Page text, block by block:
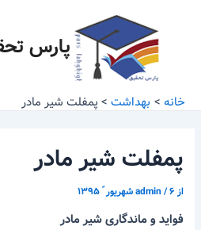
پارس
خانه بهداشت پمفلت شیر مادر
پمفلت شیر مادر
از admin/۶ شهریور ّ ۱۳۹۵
فواید و ماندگاری شیر مادر